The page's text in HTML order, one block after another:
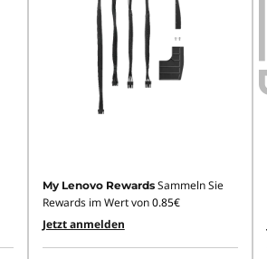
My Lenovo Rewards Sammeln Sie
Rewards im Wert von0.85€
Jetzt anmelden